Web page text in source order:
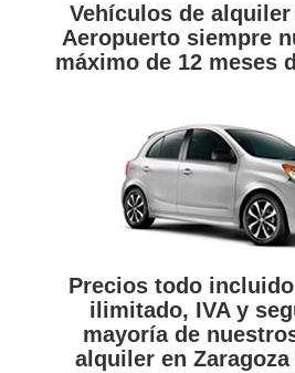
Vehículos de alquiler
Aeropuerto siempre
máximo de 12 meses
Precios todo
ilimitado, IVA y
mayoría de
alquiler en